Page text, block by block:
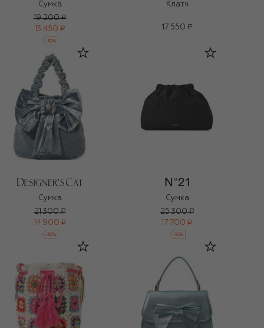
Сумка
19 200 ₽
13 450 ₽
-30%
Клатч
17 550 ₽
Сумка
21 300 ₽
14 900 ₽
-30%
Сумка
25 300 ₽
17 700 ₽
-30%